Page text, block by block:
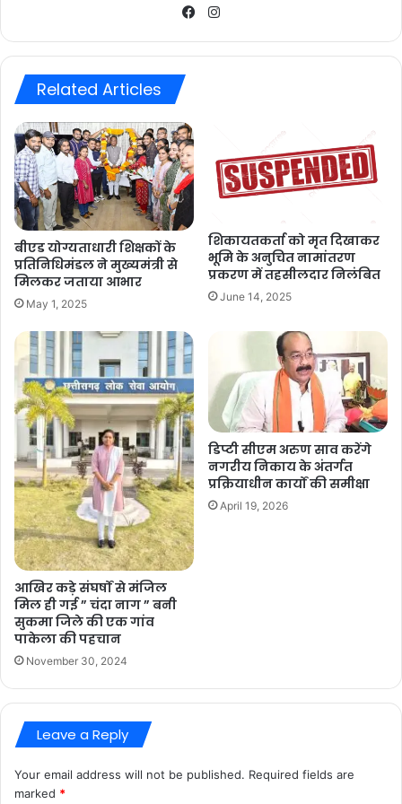
Facebook
Related Articles
बीएड योग्यताधारी शिक्षकों के
प्रतिनिधिमंडल ने मुख्यमंत्री से
मिलकर जताया आभार
May 1, 2025
शिकायतकर्ता को मृत दिखाकर
भूमि के अनुचित नामांतरण
प्रकरण में तहसीलदार निलंबित
June 14, 2025
आखिर कड़े संघर्षों से मंजिल
मिल ही गई ” चंदा नाग ” बनी
सुकमा जिले की एक गांव
पाकेला की पहचान
November 30, 2024
डिप्टी सीएम अरुण साव करेंगे
नगरीय निकाय के अंतर्गत
प्रक्रियाधीन कार्यों की समीक्षा
April 19, 2026
Leave a Reply
Your email address will not be published. Required fields are
marked *